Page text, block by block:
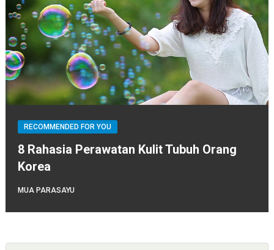
RECOMMENDED FOR YOU
8 Rahasia Perawatan Kulit Tubuh Orang
Korea
MUA PARASAYU